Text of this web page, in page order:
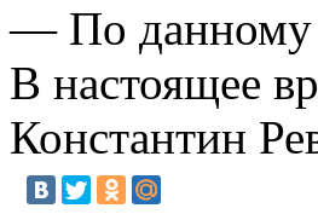
— По данному
В настоящее
Константин